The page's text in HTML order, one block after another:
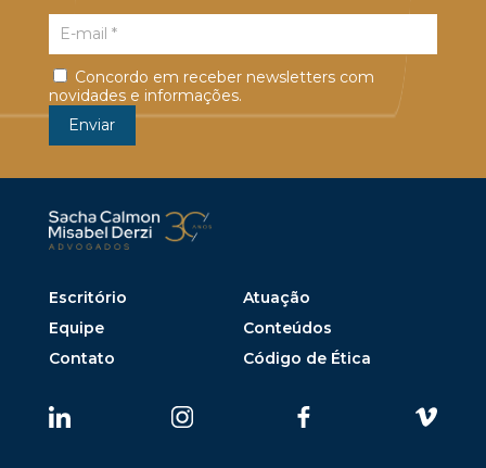
Concordo em receber newsletters com
novidades e informações.
Escritório
Atuação
Equipe
Conteúdos
Contato
Código de Ética